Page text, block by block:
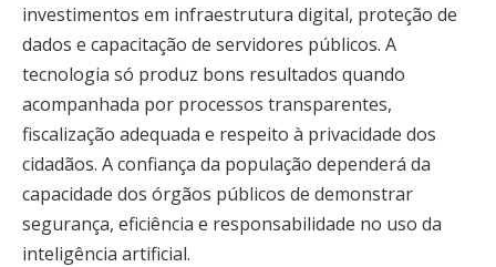
investimentos em infraestrutura digital, proteção de
dados e capacitação de servidores públicos. A
tecnologia só produz bons resultados quando
acompanhada por processos transparentes,
fiscalização adequada e respeito à privacidade dos
cidadãos. A confiança da população dependerá da
capacidade dos órgãos públicos de demonstrar
segurança, eficiência e responsabilidade no uso da
inteligência artificial.